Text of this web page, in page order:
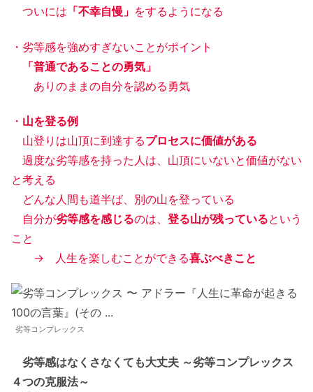
ついには 「不幸自慢」 をするようになる
・劣等感を強めすぎないことがポイント
「普通であることの勇気」
ありのままの自分を認める勇気
・ 山を登る例
山登りは山頂に到達するプロセスに価値がある
過度な劣等感を持った人は、山頂にいないと価値がない
と考える
どんな人間も道半ば、別の山を登っている
自分が劣等感を感じるのは、 登る山が残っているという
こと
→ 人生を楽しむことができる喜ぶべきこと
劣等コンプレックス
劣等感はなくさなくても大丈夫 ～劣等コンプレックス
４つの克服法～